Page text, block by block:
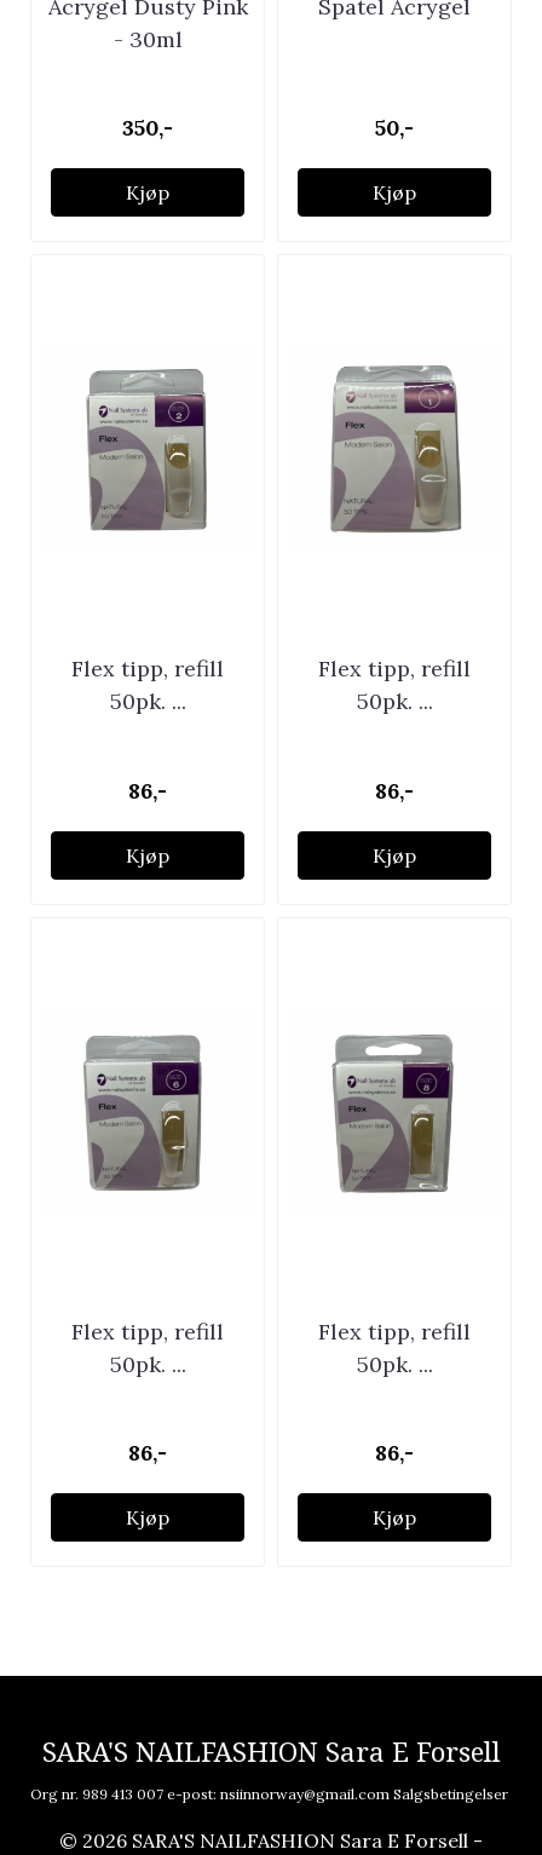
Acrygel Dusty Pink
- 30ml
350,-
Kjøp
Spatel Acrygel
50,-
Kjøp
Flex tipp, refill
50pk. ...
86,-
Kjøp
Flex tipp, refill
50pk. ...
86,-
Kjøp
Flex tipp, refill
50pk. ...
86,-
Kjøp
Flex tipp, refill
50pk. ...
86,-
Kjøp
SARA'S NAILFASHION Sara E Forsell
Org nr. 989 413 007 e-post: nsiinnorway@gmail.com Salgsbetingelser
© 2026 SARA'S NAILFASHION Sara E Forsell -